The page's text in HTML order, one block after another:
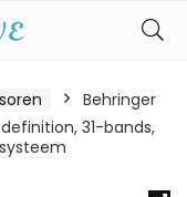
Behringer
31-bands,